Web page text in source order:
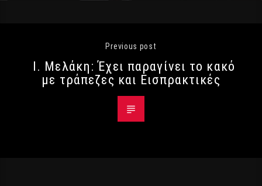
Previous post
Ι. Μελάκη: Έχει παραγίνει το κακό
με τράπεζες και Εισπρακτικές